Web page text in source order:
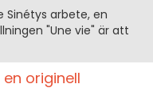
Sinétys arbete, en
"Une vie" är att
originell